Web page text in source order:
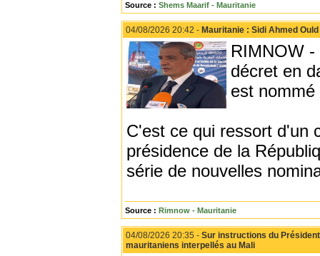
Source : Shems Maarif - Mauritanie
04/08/2026 20:42 - Mauritanie : Sidi Ahmed
RIMNOW -
décret en
est
C'est ce qui ressort d'un
présidence de la
série de nouvelles
Source : Rimnow - Mauritanie
04/08/2026 20:35 - Sur instructions du
mauritaniens interpellés au Mali